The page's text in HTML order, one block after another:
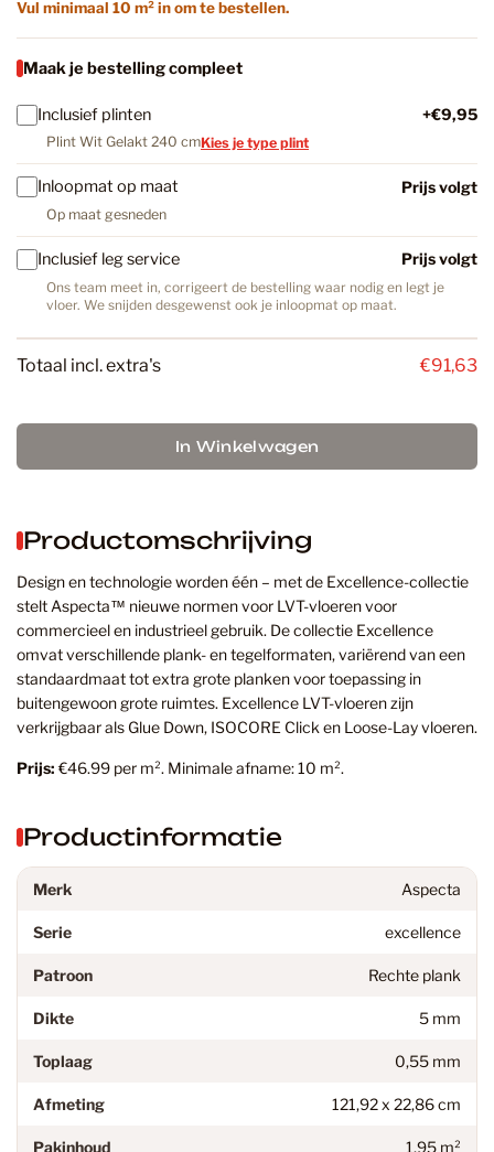
Vul minimaal 10 m² in om te bestellen.
Maak je bestelling compleet
Inclusief plinten +€9,95
Plint Wit Gelakt 240 cmKies je type plint
Inloopmat op maat Prijs volgt
Op maat gesneden
Inclusief leg service Prijs volgt
Ons team meet in, corrigeert de bestelling waar nodig en legt je
vloer. We snijden desgewenst ook je inloopmat op maat.
Totaal incl. extra's €91,63
In Winkelwagen
Productomschrijving
Design en technologie worden één – met de Excellence-collectie
stelt Aspecta™ nieuwe normen voor LVT-vloeren voor
commercieel en industrieel gebruik. De collectie Excellence
omvat verschillende plank- en tegelformaten, variërend van een
standaardmaat tot extra grote planken voor toepassing in
buitengewoon grote ruimtes. Excellence LVT-vloeren zijn
verkrijgbaar als Glue Down, ISOCORE Click en Loose-Lay vloeren.
Prijs:€46.99 per m². Minimale afname: 10 m².
Productinformatie
Merk Aspecta
Serie excellence
Patroon Rechte plank
Dikte 5 mm
Toplaag 0,55 mm
Afmeting 121,92 x 22,86 cm
Pakinhoud 1,95 m²